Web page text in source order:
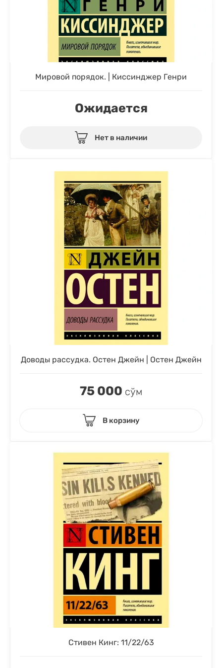
Мировой порядок. | Киссинджер Генри
Ожидается
Нет в наличии
Доводы рассудка. Остен Джейн | Остен Джейн
75 000 сўм
В корзину
Стивен Кинг: 11/22/63